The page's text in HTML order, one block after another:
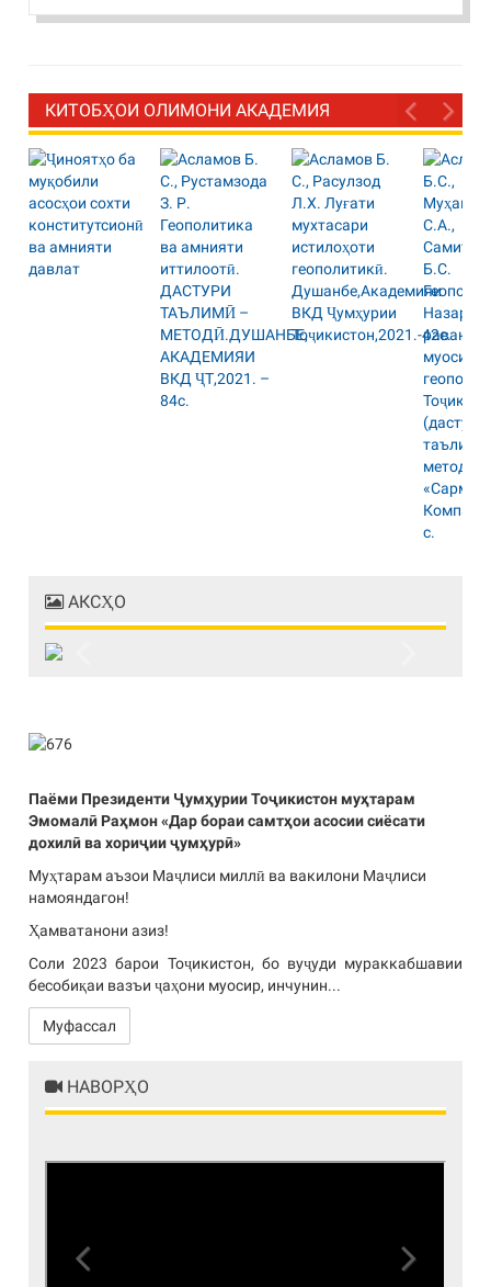
КИТОБҲОИ ОЛИМОНИ АКАДЕМИЯ
АКСҲО
Паёми Президенти Ҷумҳурии Тоҷикистон муҳтарам
Эмомалӣ Раҳмон «Дар бораи самтҳои асосии сиёсати
дохилӣ ва хориҷии ҷумҳурӣ»
Муҳтарам аъзои Маҷлиси миллӣ ва вакилони Маҷлиси
намояндагон!
Ҳамватанони азиз!
Соли 2023 барои Тоҷикистон, бо вуҷуди мураккабшавии
бесобиқаи вазъи ҷаҳони муосир, инчунин...
Муфассал
НАВОРҲО